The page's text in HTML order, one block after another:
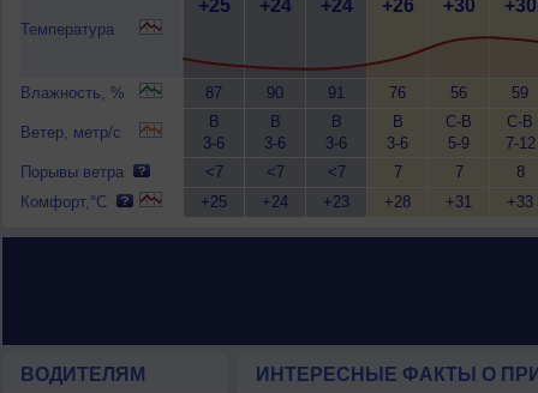
Температура
Влажность, %
Ветер, метр/с
Порывы ветра
Комфорт,°C
+25
87
В
3-6
<7
+25
+24
90
В
3-6
<7
+24
+24
91
В
3-6
<7
+23
+26
76
В
3-6
7
+28
+30
56
С-В
5-9
7
+31
+30
59
С-В
7-12
8
+33
ВОДИТЕЛЯМ ИНТЕРЕСНЫЕ ФАКТЫ О